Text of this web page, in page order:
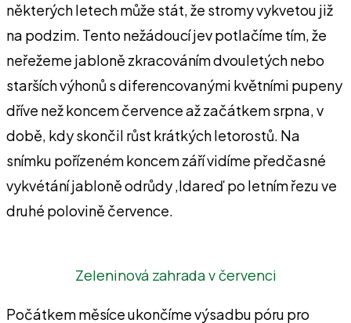
některých letech může stát, že stromy vykvetou již
na podzim. Tento nežádoucí jev potlačíme tím, že
neřežeme jabloně zkracováním dvouletých nebo
starších výhonů s diferencovanými květními pupeny
dříve než koncem července až začátkem srpna, v
době, kdy skončil růst krátkých letorostů. Na
snímku pořízeném koncem září vidíme předčasné
vykvétání jabloně odrůdy ‚Idareď po letním řezu ve
druhé polovině července.
Zeleninová zahrada v červenci
Počátkem měsíce ukončíme výsadbu póru pro